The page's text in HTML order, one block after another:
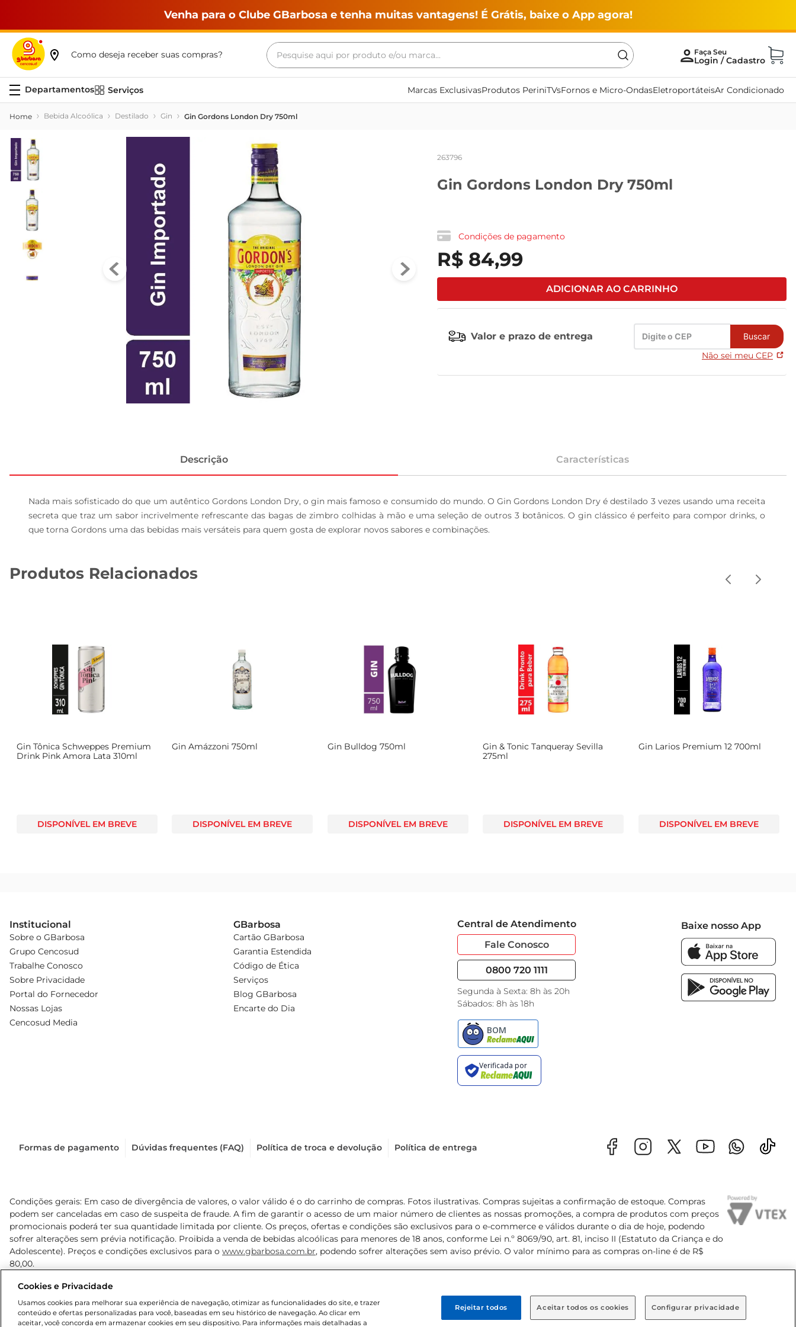
Venha para o Clube GBarbosa e tenha muitas vantagens! É Grátis, baixe o App agora!
Como deseja receber suas compras?
Pesquise aqui por produto e/ou marca...
Serviços Marcas ExclusivasProdutos PeriniTVsFornos e Micro-OndasEletroportáteisAr Condicionado
Bebida Alcoólica Destilado Gin Gin Gordons London Dry 750ml
263796
Gin Gordons London Dry 750ml
Condições de pagamento
R$ 84,99
ADICIONAR AO CARRINHO
Valor e prazo de entrega Buscar
Não sei meu CEP
Descrição Características
Nada mais sofisticado do que um autêntico Gordons London Dry, o gin mais famoso e consumido do mundo. O Gin Gordons London Dry é destilado 3 vezes usando uma receita
secreta que traz um sabor incrivelmente refrescante das bagas de zimbro colhidas à mão e uma seleção de outros 3 botânicos. O gin clássico é perfeito para compor drinks, o
que torna Gordons uma das bebidas mais versáteis para quem gosta de explorar novos sabores e combinações.
Produtos Relacionados
Gin Tônica Schweppes Premium
Drink Pink Amora Lata 310ml
DISPONÍVEL EM BREVE
Gin Amázzoni 750ml
DISPONÍVEL EM BREVE
Gin Bulldog 750ml
DISPONÍVEL EM BREVE
Gin & Tonic Tanqueray Sevilla
275ml
DISPONÍVEL EM BREVE
Gin Larios Premium 12 700ml
DISPONÍVEL EM BREVE
Institucional
Sobre o GBarbosa
Grupo Cencosud
Trabalhe Conosco
Sobre Privacidade
Portal do Fornecedor
Nossas Lojas
Cencosud Media
GBarbosa
Cartão GBarbosa
Garantia Estendida
Código de Ética
Serviços
Blog GBarbosa
Encarte do Dia
Central de Atendimento
Fale Conosco
0800 720 1111
Segunda à Sexta: 8h às 20h
Sábados: 8h às 18h
Baixe nosso App
Formas de pagamento Dúvidas frequentes (FAQ) Política de troca e devolução Política de entrega
Condições gerais: Em caso de divergência de valores, o valor válido é o do carrinho de compras. Fotos ilustrativas. Compras sujeitas a confirmação de estoque. Compras
podem ser canceladas em caso de suspeita de fraude. A fim de garantir o acesso de um maior número de clientes as nossas promoções, a compra de produtos com preços
promocionais poderá ter sua quantidade limitada por cliente. Os preços, ofertas e condições são exclusivos para o e-commerce e válidos durante o dia de hoje, podendo
sofrer alterações sem prévia notificação. Proibida a venda de bebidas alcoólicas para menores de 18 anos, conforme Lei n.º 8069/90, art. 81, inciso II (Estatuto da Criança e do
Adolescente). Preços e condições exclusivos para o www.gbarbosa.com.br, podendo sofrer alterações sem aviso prévio. O valor mínimo para as compras on-line é de R$
80,00.
Cookies e Privacidade
Usamos cookies para melhorar sua experiência de navegação, otimizar as funcionalidades do site, e trazer
conteúdo e ofertas personalizadas para você, baseadas em seu histórico de navegação. Ao clicar em
aceitar, você concorda em armazenar cookies em seu dispositivo. Para informações mais detalhadas a
Configurar privacidade
Rejeitar todos Aceitar todos os cookies
Termos mais buscados
maquina lavar
vinho
leite
tv
leite pó